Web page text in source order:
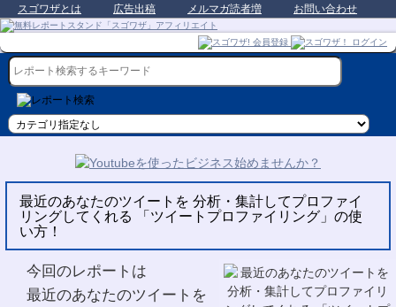
スゴワザとは 広告出稿 メルマガ読者増 お問い合わせ
最近のあなたのツイートを 分析・集計してプロファイ
リングしてくれる 「ツイートプロファイリング」の使
い方！
今回のレポートは
最近のあなたのツイートを